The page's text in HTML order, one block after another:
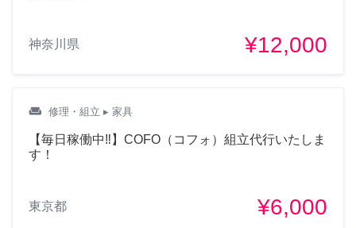
神奈川県 ¥12,000
weekend 修理・組立 ▸ 家具
【毎日稼働中‼︎】COFO（コフォ）組立代行いたしま
す！
東京都 ¥6,000